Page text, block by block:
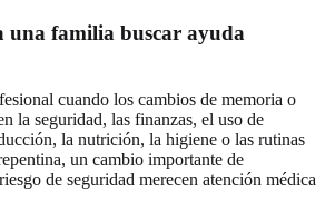
una familia buscar ayuda
cuando los cambios de memoria o
la seguridad, las finanzas, el uso de
la nutrición, la higiene o las rutinas
un cambio importante de
de seguridad merecen atención médica